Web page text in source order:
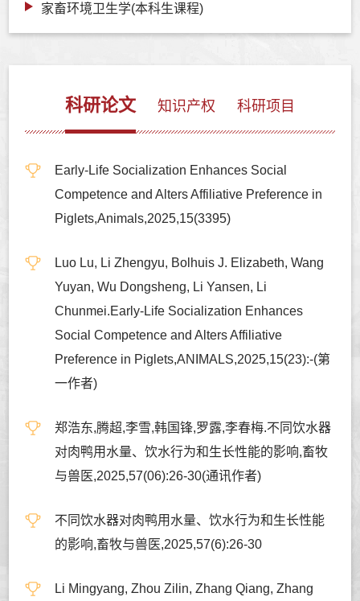
家畜环境卫生学(本科生课程)
科研论文 知识产权 科研项目
Early-Life Socialization Enhances Social
Competence and Alters Affiliative Preference in
Piglets,Animals,2025,15(3395)
Luo Lu, Li Zhengyu, Bolhuis J. Elizabeth, Wang
Yuyan, Wu Dongsheng, Li Yansen, Li
Chunmei.Early-Life Socialization Enhances
Social Competence and Alters Affiliative
Preference in Piglets,ANIMALS,2025,15(23):-(第
一作者)
郑浩东,腾超,李雪,韩国锋,罗露,李春梅.不同饮水器
对肉鸭用水量、饮水行为和生长性能的影响,畜牧
与兽医,2025,57(06):26-30(通讯作者)
不同饮水器对肉鸭用水量、饮水行为和生长性能
的影响,畜牧与兽医,2025,57(6):26-30
Li Mingyang, Zhou Zilin, Zhang Qiang, Zhang